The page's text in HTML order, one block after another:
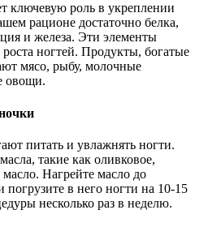
ключевую роль в укреплении
рационе достаточно белка,
и железа. Эти элементы
ногтей. Продукты, богатые
мясо, рыбу, молочные
овощи.
питать и увлажнять ногти.
такие как оливковое,
Нагрейте масло до
в него ногти на 10-15
несколько раз в неделю.